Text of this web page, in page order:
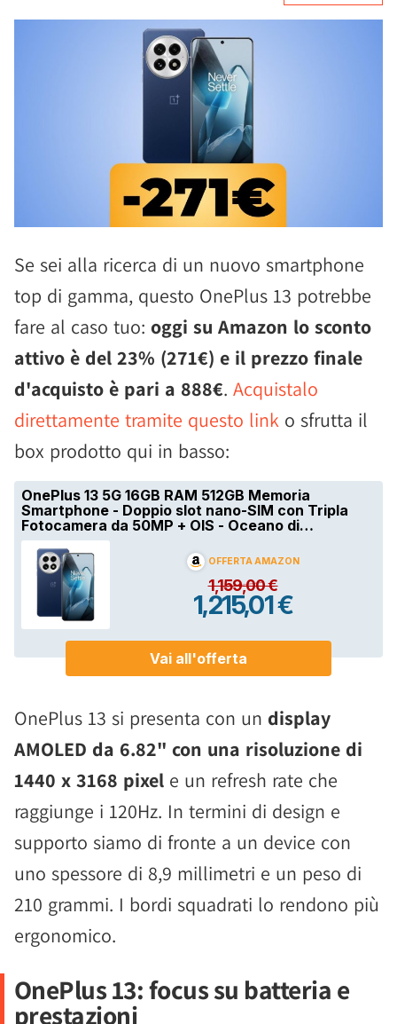
Se sei alla ricerca di un nuovo smartphone
top di gamma, questo OnePlus 13 potrebbe
fare al caso tuo: oggi su Amazon lo sconto
attivo è del 23% (271€) e il prezzo finale
d'acquisto è pari a 888€. Acquistalo
direttamente tramite questo link o sfrutta il
box prodotto qui in basso:
OnePlus 13 si presenta con un display
AMOLED da 6.82" con una risoluzione di
1440 x 3168 pixel e un refresh rate che
raggiunge i 120Hz. In termini di design e
supporto siamo di fronte a un device con
uno spessore di 8,9 millimetri e un peso di
210 grammi. I bordi squadrati lo rendono più
ergonomico.
OnePlus 13: focus su batteria e
prestazioni